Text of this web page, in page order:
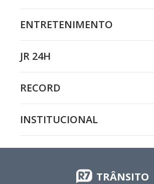
ENTRETENIMENTO
JR 24H
RECORD
INSTITUCIONAL
TRÂNSITO